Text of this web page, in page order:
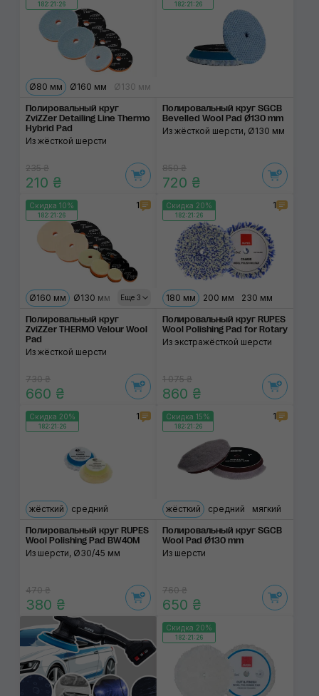
182:21:26
Ø80 мм Ø160 мм Ø130 мм
Полировальный круг
ZviZZer Detailing Line Thermo
Hybrid Pad
Из жёсткой шерсти
235 ₴
210 ₴
182:21:26
Полировальный круг SGCB
Bevelled Wool Pad Ø130 mm
Из жёсткой шерсти, Ø130 мм
850 ₴
720 ₴
Скидка 10%
182:21:26
1
Еще 3
Ø160 мм Ø130 мм Ø80 мм Ø60 мм Ø40 мм
Полировальный круг
ZviZZer THERMO Velour Wool
Pad
Из жёсткой шерсти
730 ₴
660 ₴
Скидка 20%
182:21:26
1
180 мм 200 мм 230 мм
Полировальный круг RUPES
Wool Polishing Pad for Rotary
Из экстражёсткой шерсти
1 075 ₴
860 ₴
Скидка 20%
182:21:26
1
жёсткий средний
Полировальный круг RUPES
Wool Polishing Pad BW40M
Из шерсти, Ø30/45 мм
470 ₴
380 ₴
Скидка 15%
182:21:26
1
жёсткий средний мягкий
Полировальный круг SGCB
Wool Pad Ø130 mm
Из шерсти
760 ₴
650 ₴
Скидка 20%
182:21:26